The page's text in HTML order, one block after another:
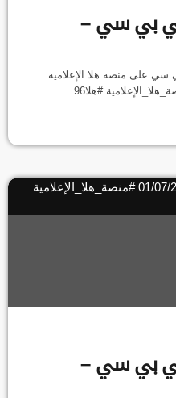
بي بي سي –
سي على منصة هلا الإعلامية
بي بي سي –